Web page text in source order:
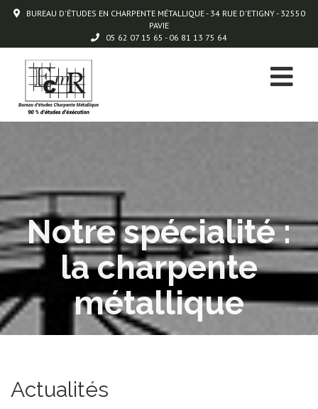
BUREAU D'ÉTUDES EN CHARPENTE MÉTALLIQUE - 34 RUE D'ETIGNY - 32550
PAVIE
05 62 07 15 65 - 06 81 13 75 64
Notre spécialité :
la charpente
métallique
Actualités